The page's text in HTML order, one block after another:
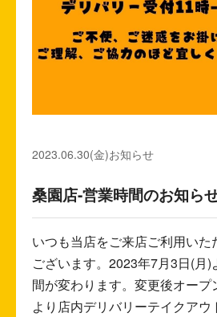
2023.06.30(金)お知らせ
桑園店-営業時間のお知ら
いつも当店をご来店ご利用いた
ございます。2023年7月3日(月
間が変わります。変更後オープ
より店内デリバリーテイクア